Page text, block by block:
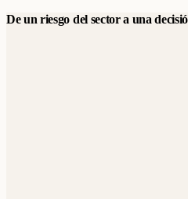
De un riesgo del sector a una